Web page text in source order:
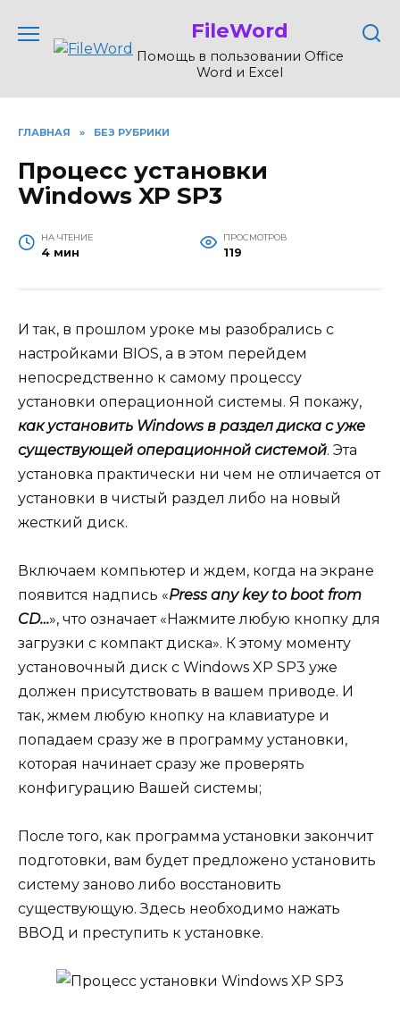
содержанию
FileWord
Помощь в пользовании Office
Word и Excel
ГЛАВНАЯ » БЕЗ РУБРИКИ
Процесс установки
Windows XP SP3
НА ЧТЕНИЕ
4 мин
ПРОСМОТРОВ
119
И так, в прошлом уроке мы разобрались с
настройками BIOS, а в этом перейдем
непосредственно к самому процессу
установки операционной системы. Я покажу,
как установить Windows в раздел диска с уже
существующей операционной системой. Эта
установка практически ни чем не отличается от
установки в чистый раздел либо на новый
жесткий диск.
Включаем компьютер и ждем, когда на экране
появится надпись «Press any key to boot from
CD…», что означает «Нажмите любую кнопку для
загрузки с компакт диска». К этому моменту
установочный диск с Windows XP SP3 уже
должен присутствовать в вашем приводе. И
так, жмем любую кнопку на клавиатуре и
попадаем сразу же в программу установки,
которая начинает сразу же проверять
конфигурацию Вашей системы;
После того, как программа установки закончит
подготовки, вам будет предложено установить
систему заново либо восстановить
существующую. Здесь необходимо нажать
ВВОД и преступить к установке.